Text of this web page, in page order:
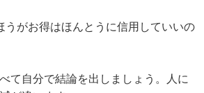
うがお得はほんとうに信用していいの
て自分で結論を出しましょう。人に